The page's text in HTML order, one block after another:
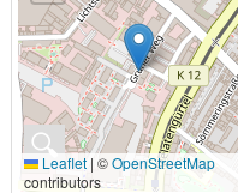
🔍
Leaflet | ©OpenStreetMap
contributors